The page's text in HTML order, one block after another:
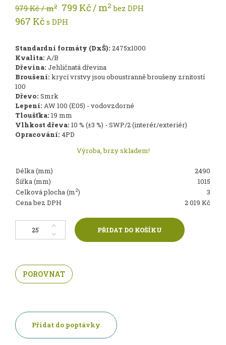
979Kč/ m2 799 Kč/ m2 bez DPH
967 Kč s DPH
Standardní formáty (DxŠ): 2475x1000
Kvalita: A/B
Dřevina: Jehličnatá dřevina
Broušení: krycí vrstvy jsou oboustranně broušeny zrnitostí
100
Dřevo: Smrk
Lepení: AW 100 (E05) - vodovzdorné
Tloušťka: 19 mm
Vlhkost dřeva: 10 % (±3 %) - SWP/2 (interér/exteriér)
Opracování: 4PD
Výroba, brzy skladem!
Délka (mm)
2490
Šířka (mm)
1015
Celková plocha (m2)
3
Cena bez DPH
2 019 Kč
Smrkové obklady Matili Plano 4PD Superior (balení) množství
PŘIDAT DO KOŠÍKU
POROVNAT
Přidat do poptávky